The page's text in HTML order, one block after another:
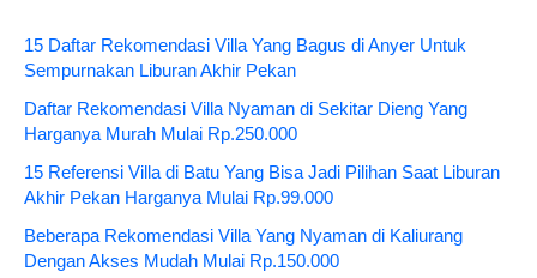
15 Daftar Rekomendasi Villa Yang Bagus di Anyer Untuk
Sempurnakan Liburan Akhir Pekan
Daftar Rekomendasi Villa Nyaman di Sekitar Dieng Yang
Harganya Murah Mulai Rp.250.000
15 Referensi Villa di Batu Yang Bisa Jadi Pilihan Saat Liburan
Akhir Pekan Harganya Mulai Rp.99.000
Beberapa Rekomendasi Villa Yang Nyaman di Kaliurang
Dengan Akses Mudah Mulai Rp.150.000